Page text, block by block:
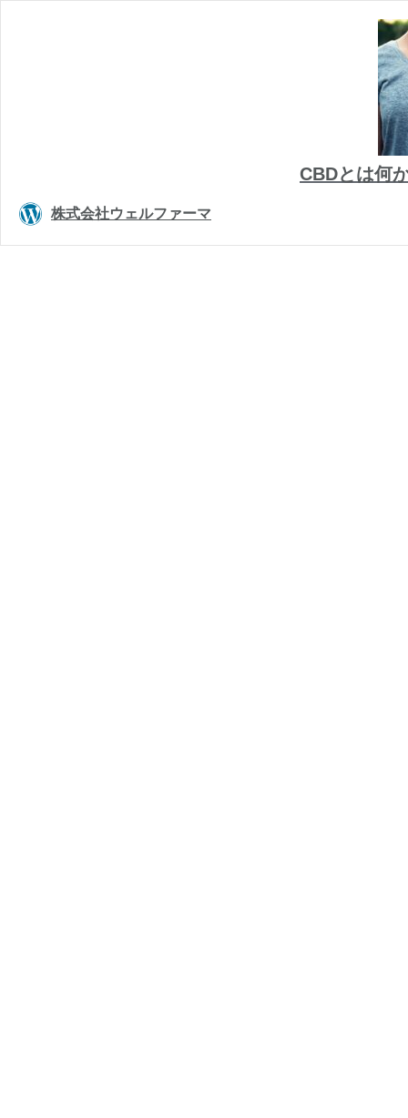
CBDとは何
株式会社ウェルファーマ